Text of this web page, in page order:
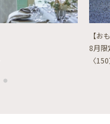
【お
8月限
〈